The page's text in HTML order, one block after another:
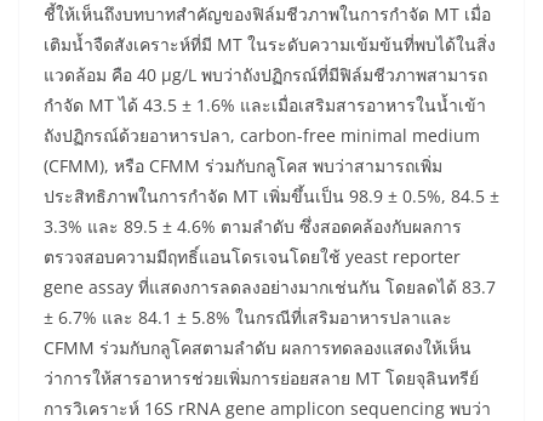
ชี้ให้เห็นถึงบทบาทสำคัญของฟิล์มชีวภาพในการกำจัด MT เมื่อ
เติมน้ำจืดสังเคราะห์ที่มี MT ในระดับความเข้มข้นที่พบได้ในสิ่ง
แวดล้อม คือ 40 µg/L พบว่าถังปฏิกรณ์ที่มีฟิล์มชีวภาพสามารถ
กำจัด MT ได้ 43.5 ± 1.6% และเมื่อเสริมสารอาหารในน้ำเข้า
ถังปฏิกรณ์ด้วยอาหารปลา, carbon-free minimal medium
(CFMM), หรือ CFMM ร่วมกับกลูโคส พบว่าสามารถเพิ่ม
ประสิทธิภาพในการกำจัด MT เพิ่มขึ้นเป็น 98.9 ± 0.5%, 84.5 ±
3.3% และ 89.5 ± 4.6% ตามลำดับ ซึ่งสอดคล้องกับผลการ
ตรวจสอบความมีฤทธิ์แอนโดรเจนโดยใช้ yeast reporter
gene assay ที่แสดงการลดลงอย่างมากเช่นกัน โดยลดได้ 83.7
± 6.7% และ 84.1 ± 5.8% ในกรณีที่เสริมอาหารปลาและ
CFMM ร่วมกับกลูโคสตามลำดับ ผลการทดลองแสดงให้เห็น
ว่าการให้สารอาหารช่วยเพิ่มการย่อยสลาย MT โดยจุลินทรีย์
การวิเคราะห์ 16S rRNA gene amplicon sequencing พบว่า